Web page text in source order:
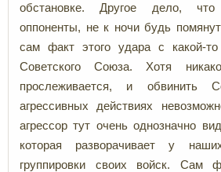
обстановке. Другое дело,
оппоненты, не к ночи будь
сам факт этого удара с какой-то
Советского Союза. Хотя
прослеживается, и обвинить
агрессивных действиях
агрессор тут очень однозначно
которая разворачивает у
группировки своих войск. Сам